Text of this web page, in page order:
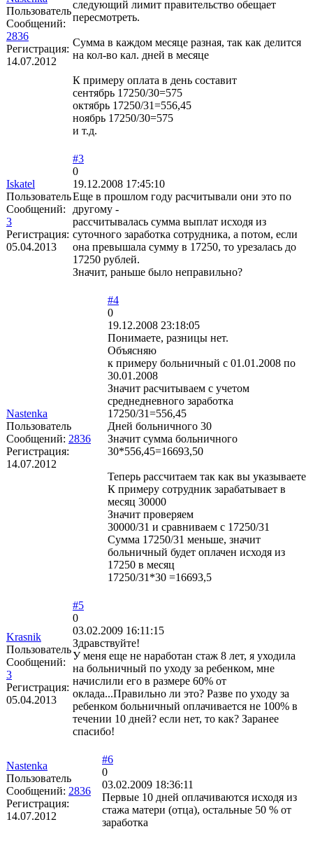
Пользователь
Сообщений:
2836
Регистрация:
14.07.2012
следующий лимит правительство обещает
пересмотреть.
Сумма в каждом месяце разная, так как делится
на кол-во кал. дней в месяце
К примеру оплата в день составит
сентябрь 17250/30=575
октябрь 17250/31=556,45
ноябрь 17250/30=575
и т.д.
Iskatel
Пользователь
Сообщений:
3
Регистрация:
05.04.2013
#3
0
19.12.2008 17:45:10
Еще в прошлом году расчитывали они это по
другому -
рассчитывалась сумма выплат исходя из
суточного заработка сотрудника, а потом, если
она превышала сумму в 17250, то урезалась до
17250 рублей.
Значит, раньше было неправильно?
Nastenka
Пользователь
Сообщений: 2836
Регистрация:
14.07.2012
#4
0
19.12.2008 23:18:05
Понимаете, разницы нет.
Объясняю
к примеру больничный с 01.01.2008 по
30.01.2008
Значит расчитываем с учетом
среднедневного заработка
17250/31=556,45
Дней больничного 30
Значит сумма больничного
30*556,45=16693,50
Теперь рассчитаем так как вы указываете
К примеру сотрудник зарабатывает в
месяц 30000
Значит проверяем
30000/31 и сравниваем с 17250/31
Сумма 17250/31 меньше, значит
больничный будет оплачен исходя из
17250 в месяц
17250/31*30 =16693,5
Krasnik
Пользователь
Сообщений:
3
Регистрация:
05.04.2013
#5
0
03.02.2009 16:11:15
Здравствуйте!
У меня еще не наработан стаж 8 лет, я уходила
на больничный по уходу за ребенком, мне
начислили его в размере 60% от
оклада...Правильно ли это? Разве по уходу за
ребенком больничный оплачивается не 100% в
течении 10 дней? если нет, то как? Заранее
спасибо!
Nastenka
Пользователь
Сообщений: 2836
Регистрация:
14.07.2012
#6
0
03.02.2009 18:36:11
Первые 10 дней оплачиваются исходя из
стажа матери (отца), остальные 50 % от
заработка